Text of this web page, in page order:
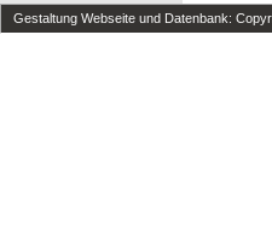
Gestaltung Webseite und Datenbank: